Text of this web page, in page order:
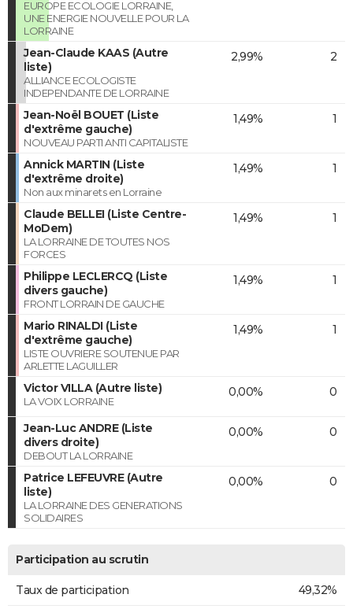
EUROPE ECOLOGIE LORRAINE,
UNE ENERGIE NOUVELLE POUR LA
LORRAINE
Jean-Claude KAAS (Autre
liste)
ALLIANCE ECOLOGISTE
INDEPENDANTE DE LORRAINE
2,99% 2
Jean-Noël BOUET (Liste
d'extrême gauche)
NOUVEAU PARTI ANTI CAPITALISTE
1,49% 1
Annick MARTIN (Liste
d'extrême droite)
Non aux minarets en Lorraine
1,49% 1
Claude BELLEI (Liste Centre-
MoDem)
LA LORRAINE DE TOUTES NOS
FORCES
1,49% 1
Philippe LECLERCQ (Liste
divers gauche)
FRONT LORRAIN DE GAUCHE
1,49% 1
Mario RINALDI (Liste
d'extrême gauche)
LISTE OUVRIERE SOUTENUE PAR
ARLETTE LAGUILLER
1,49% 1
Victor VILLA (Autre liste)
LA VOIX LORRAINE
0,00% 0
Jean-Luc ANDRE (Liste
divers droite)
DEBOUT LA LORRAINE
0,00% 0
Patrice LEFEUVRE (Autre
liste)
LA LORRAINE DES GENERATIONS
SOLIDAIRES
0,00% 0
Participation au scrutin
Taux de participation 49,32%